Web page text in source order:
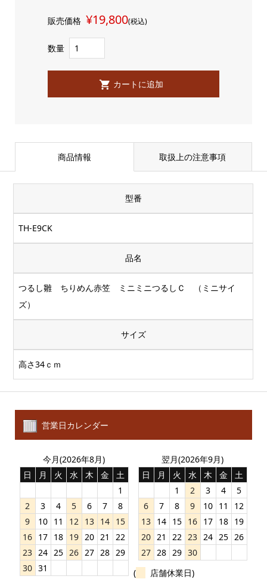
販売価格 ¥19,800(税込)
数量
商品情報 取扱上の注意事項
型番
TH-E9CK
品名
つるし雛 ちりめん赤笠 ミニミニつるしＣ （ミニサイ
ズ）
サイズ
高さ34ｃｍ
営業日カレンダー
今月(2026年8月)
日
月 火 水 木 金
土
1
2
3 4 5 6 7
8
9
10 11 12 13 14 15
16 17 18 19 20 21
22
23 24 25 26 27 28 29
30 31
翌月(2026年9月)
日
月 火 水 木 金
土
1
2 3 4
5
6
7 8 9 10 11
12
13 14 15 16 17 18 19
20 21 22 23 24 25 26
27 28 29 30
(
店舗休業日)